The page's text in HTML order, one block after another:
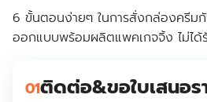
6 ขั้นตอนง่ายๆ ในการสั่งกล่องครีมกั
ออกแบบพร้อมผลิตแพคเกจจิ้ง ไม่ไ
01ติดต่อ&ขอใบเสนอร